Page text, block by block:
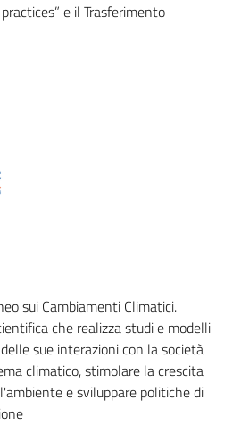
e il Trasferimento
sui Cambiamenti Climatici.
che realizza studi e modelli
sue interazioni con la società
climatico, stimolare la crescita
e sviluppare politiche di